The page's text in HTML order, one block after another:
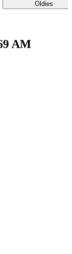
Oldies
AM